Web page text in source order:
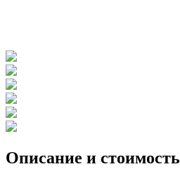
Описание и стоимость